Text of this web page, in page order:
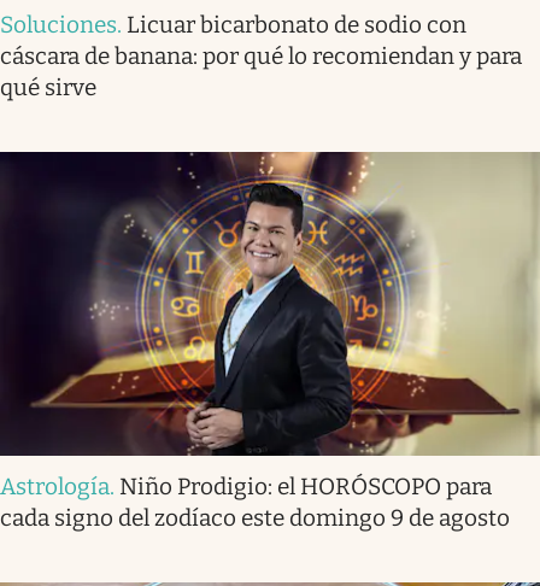
Soluciones. Licuar bicarbonato de sodio con
cáscara de banana: por qué lo recomiendan y para
qué sirve
Astrología. Niño Prodigio: el HORÓSCOPO para
cada signo del zodíaco este domingo 9 de agosto